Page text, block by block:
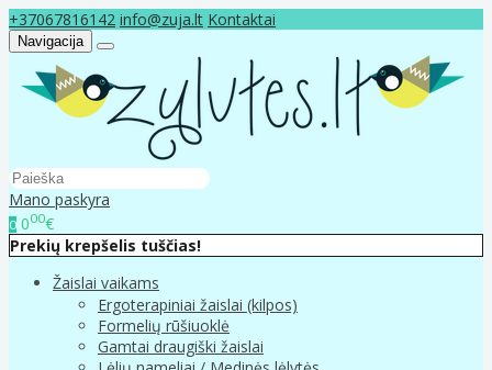
+37067816142 info@zuja.lt Kontaktai
Navigacija
Mano paskyra
0 000€
Prekių krepšelis tuščias!
Žaislai vaikams
Ergoterapiniai žaislai (kilpos)
Formelių rūšiuoklė
Gamtai draugiški žaislai